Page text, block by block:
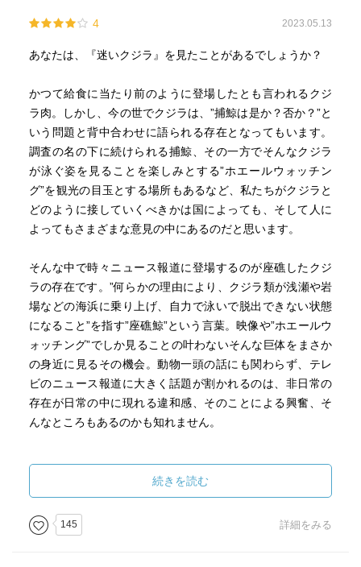
4 2023.05.13
あなたは、『迷いクジラ』を見たことがあるでしょうか？
かつて給食に当たり前のように登場したとも言われるクジ
ラ肉。しかし、今の世でクジラは、”捕鯨は是か？否か？”と
いう問題と背中合わせに語られる存在となってもいます。
調査の名の下に続けられる捕鯨、その一方でそんなクジラ
が泳ぐ姿を見ることを楽しみとする”ホエールウォッチン
グ”を観光の目玉とする場所もあるなど、私たちがクジラと
どのように接していくべきかは国によっても、そして人に
よってもさまざまな意見の中にあるのだと思います。
そんな中で時々ニュース報道に登場するのが座礁したクジ
ラの存在です。”何らかの理由により、クジラ類が浅瀬や岩
場などの海浜に乗り上げ、自力で泳いで脱出できない状態
になること”を指す”座礁鯨”という言葉。映像や”ホエールウ
ォッチング”でしか見ることの叶わないそんな巨体をまさか
の身近に見るその機会。動物一頭の話にも関わらず、テレ
ビのニュース報道に大きく話題が割かれるのは、非日常の
存在が日常の中に現れる違和感、そのことによる興奮、そ
んなところもあるのかも知れません。
的に演出していく作品があります。『クジラの座礁なん
て、はるか太古の昔から起きていたこと』と説明される事
象が目の前に起きる中に人々の興奮冷めやらぬ様を見るこ
の作品。そんなクジラを見る主人公たちのそれぞれの人生
続きを読む
145 詳細をみる